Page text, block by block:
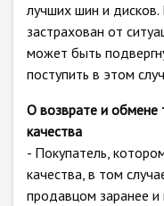
лучших шин и
застрахован от
может быть
поступить в этом
О возврате и
качества
- Покупатель,
качества, в том
продавцом заранее